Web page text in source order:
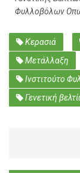
Φυλλοβόλων
Κερασιά
Μετάλλαξη
Ινστιτούτο
Γενετική